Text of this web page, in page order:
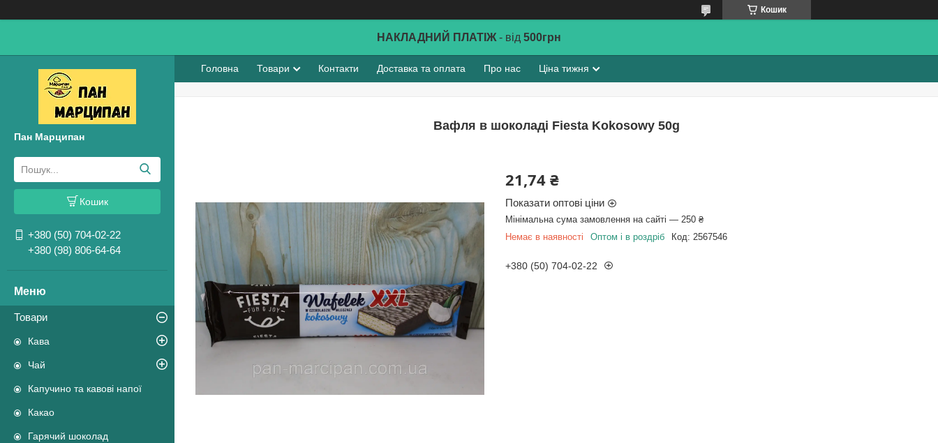
Кошик
НАКЛАДНИЙ ПЛАТІЖ - від 500грн
Пан Марципан
Кошик
+380 (50) 704-02-22
+380 (98) 806-64-64
Товари
Кава
Чай
Капучино та кавові напої
Какао
Гарячий шоколад
Головна Товари Контакти Доставка та оплата Про нас Ціна тижня
Вафля в шоколаді Fiesta Kokosowy 50g
21,74 ₴
Показати оптові ціни
Мінімальна сума замовлення на сайті — 250 ₴
Немає в наявності
Оптом і в роздріб Код: 2567546
+380 (50) 704-02-22